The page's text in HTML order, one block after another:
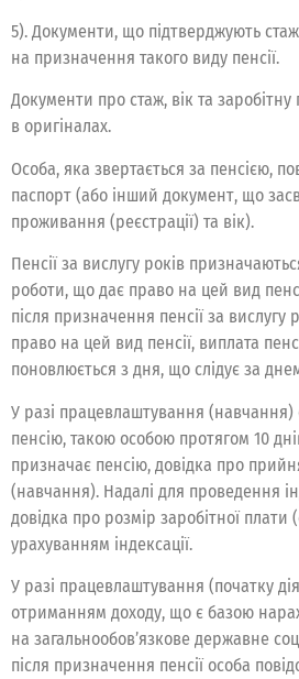
5). Документи, що підтверджують
на призначення такого виду пенсії.
Документи про стаж, вік та заробітну
в оригіналах.
Особа, яка звертається за пенсією,
паспорт (або інший документ, що
проживання (реєстрації) та вік).
Пенсії за вислугу років
роботи, що дає право на цей вид
після призначення пенсії за вислугу
право на цей вид пенсії, виплата
поновлюється з дня, що слідує за
У разі працевлаштування
пенсію, такою особою протягом 10
призначає пенсію, довідка про
(навчання). Надалі для проведення
довідка про розмір заробітної плати
урахуванням індексації.
У разі працевлаштування (початку
отриманням доходу, що є базою
на загальнообов’язкове державне
після призначення пенсії особа